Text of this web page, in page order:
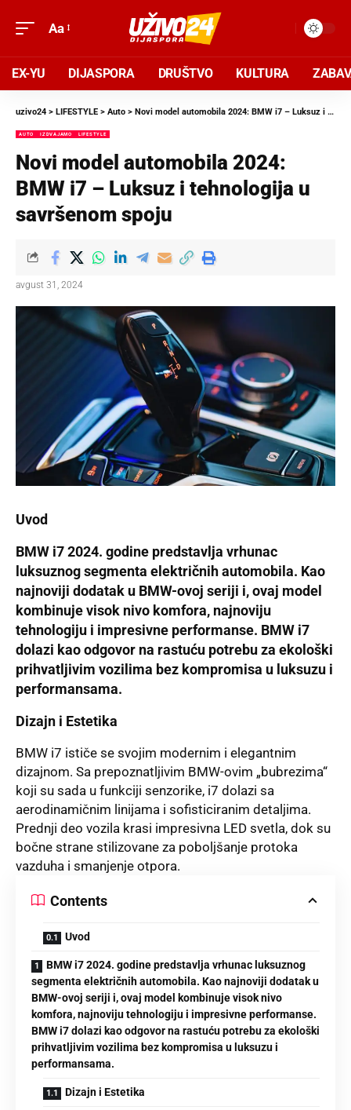
Aa
EX-YU DIJASPORA DRUŠTVO KULTURA
uzivo24 > LIFESTYLE > Auto > Novi model automobila 2024: BMW i7 – Luksuz i tehnologija u savršenom spoju
AUTO IZDVAJAMO LIFESTYLE
Novi model automobila 2024:
BMW i7 – Luksuz i tehnologija u
savršenom spoju
avgust 31, 2024
Uvod
BMW i7 2024. godine predstavlja vrhunac
luksuznog segmenta električnih automobila. Kao
najnoviji dodatak u BMW-ovoj seriji i, ovaj model
kombinuje visok nivo komfora, najnoviju
tehnologiju i impresivne performanse. BMW i7
dolazi kao odgovor na rastuću potrebu za ekološki
prihvatljivim vozilima bez kompromisa u luksuzu i
performansama.
Dizajn i Estetika
BMW i7 ističe se svojim modernim i elegantnim
dizajnom. Sa prepoznatljivim BMW-ovim „bubrezima“
koji su sada u funkciji senzorike, i7 dolazi sa
aerodinamičnim linijama i sofisticiranim detaljima.
Prednji deo vozila krasi impresivna LED svetla, dok su
bočne strane stilizovane za poboljšanje protoka
vazduha i smanjenje otpora.
Contents
Uvod
BMW i7 2024. godine predstavlja vrhunac luksuznog
segmenta električnih automobila. Kao najnoviji dodatak u
BMW-ovoj seriji i, ovaj model kombinuje visok nivo
komfora, najnoviju tehnologiju i impresivne performanse.
BMW i7 dolazi kao odgovor na rastuću potrebu za ekološki
prihvatljivim vozilima bez kompromisa u luksuzu i
performansama.
Dizajn i Estetika